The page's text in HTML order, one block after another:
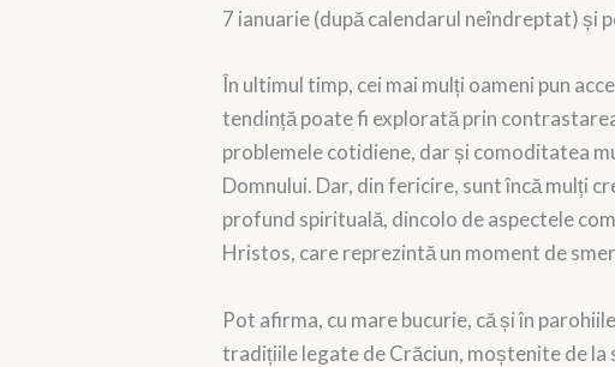
7 ianuarie (după calendarul neîndreptat) și
În ultimul timp, cei mai mulți oameni pun
tendință poate fi explorată prin
problemele cotidiene, dar și comoditatea
Domnului. Dar, din fericire, sunt încă mulți
profund spirituală, dincolo de aspectele
Hristos, care reprezintă un moment de
Pot afirma, cu mare bucurie, că și în
tradițiile legate de Crăciun, moștenite de